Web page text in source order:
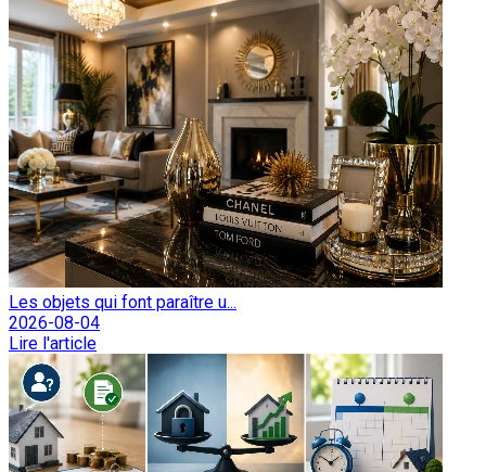
Les objets qui font paraître u...
2026-08-04
Lire l'article